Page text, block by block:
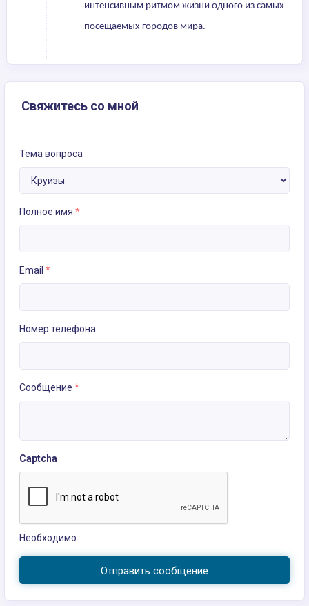
интенсивным ритмом жизни одного из самых
посещаемых городов мира.
Свяжитесь со мной
Тема вопроса
Полное имя *
Email *
Номер телефона
Сообщение *
Captcha
Необходимо
Отправить сообщение